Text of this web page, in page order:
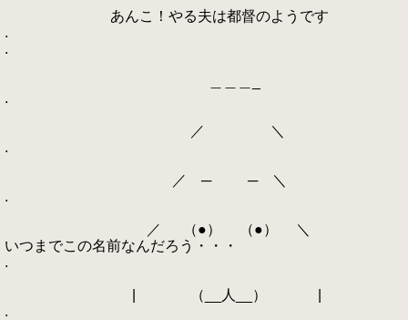
あんこ！やる夫は都督のようです
.
.
.
／ ＼
.
／ ─ ─ ＼
.
／ （●） （●） ＼
いつまでこの名前なんだろう・・・
.
| （__人__） |
.